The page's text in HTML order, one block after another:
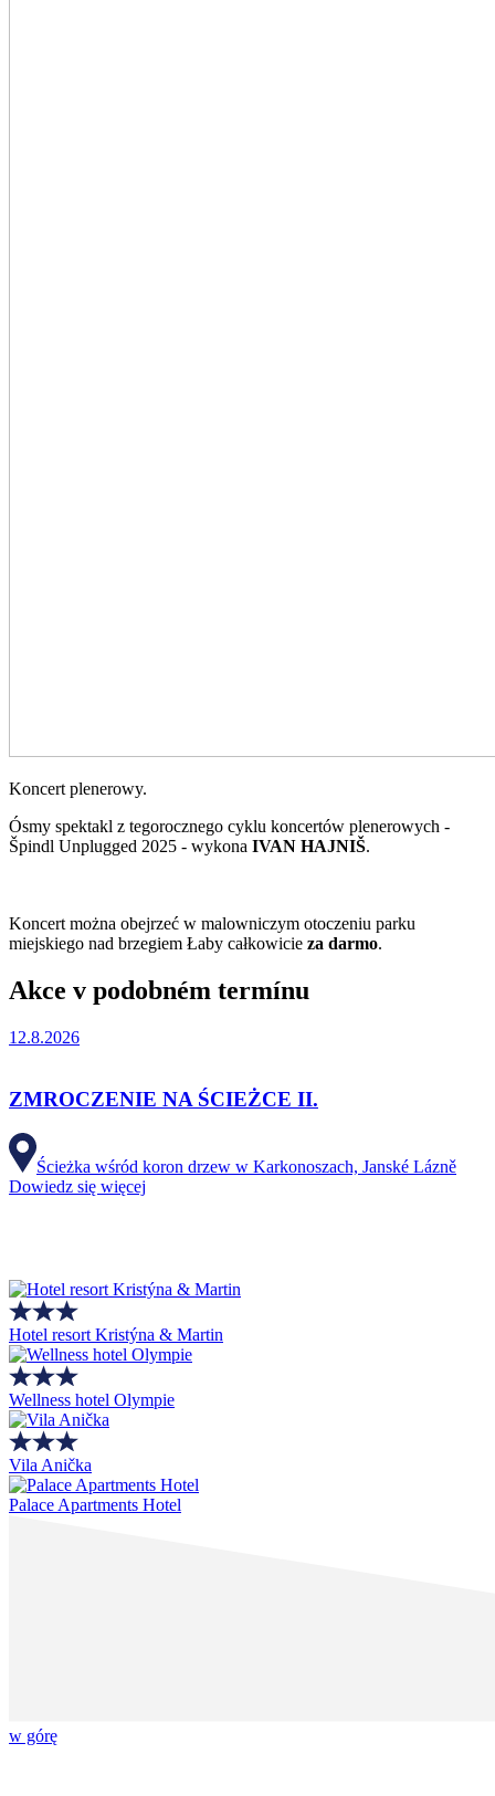
Koncert plenerowy.
Ósmy spektakl z tegorocznego cyklu koncertów plenerowych -
Špindl Unplugged 2025 - wykona IVAN HAJNIŠ.
Koncert można obejrzeć w malowniczym otoczeniu parku
miejskiego nad brzegiem Łaby całkowicie za darmo.
Akce v podobném termínu
12.8.2026
ZMROCZENIE NA ŚCIEŻCE II.
Ścieżka wśród koron drzew w Karkonoszach, Janské Lázně
Dowiedz się więcej
Hotel resort Kristýna & Martin
Wellness hotel Olympie
Vila Anička
Palace Apartments Hotel
w górę